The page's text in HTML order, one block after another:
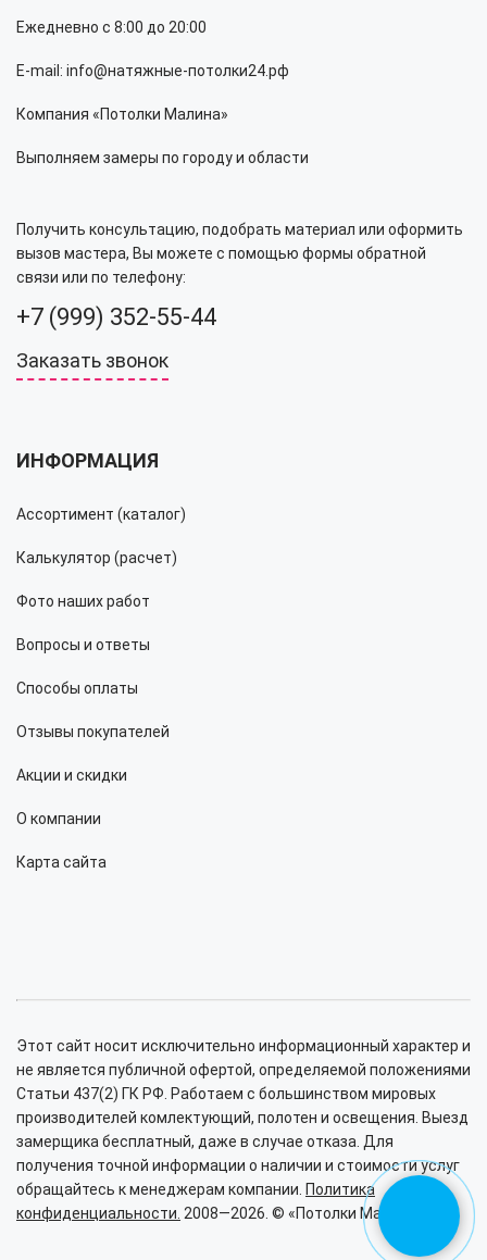
Ежедневно с 8:00 до 20:00
E-mail: info@натяжные-потолки24.рф
Компания «Потолки Малина»
Выполняем замеры по городу и области
Получить консультацию, подобрать материал или оформить
вызов мастера, Вы можете с помощью формы обратной
связи или по телефону:
+7 (999) 352-55-44
Заказать звонок
ИНФОРМАЦИЯ
Ассортимент (каталог)
Калькулятор (расчет)
Фото наших работ
Вопросы и ответы
Способы оплаты
Отзывы покупателей
Акции и скидки
О компании
Карта сайта
Этот сайт носит исключительно информационный характер и
не является публичной офертой, определяемой положениями
Статьи 437(2) ГК РФ. Работаем с большинством мировых
производителей комлектующий, полотен и освещения. Выезд
замерщика бесплатный, даже в случае отказа. Для
получения точной информации о наличии и стоимости услуг
обращайтесь к менеджерам компании. Политика
конфиденциальности. 2008—2026. © «Потолки Малина».